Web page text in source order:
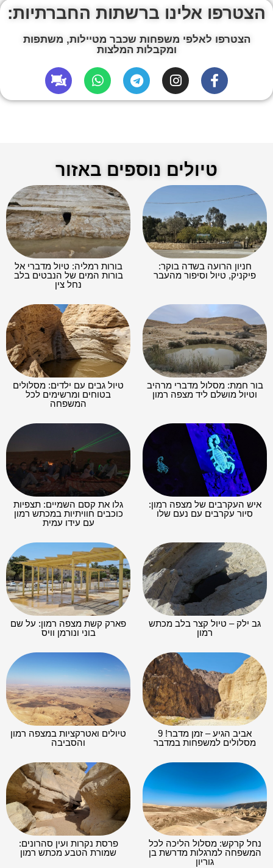
הצטרפו אלינו ברשתות החברתיות:
הצטרפו לאלפי משפחות שכבר מטיילות, משתפות
ומקבלות המלצות
טיולים נוספים באזור
חניון הרועה בשדה בוקר:
פיקניק, טיול וסיפור מהעבר
בורות רמליה: טיול מדברי אל
בורות המים של הנבטים בלב
נחל צין
בור חמת: מסלול מדברי מרהיב
וטיול מושלם ליד מצפה רמון
טיול גבים עם ילדים: מסלולים
בטוחים ומרשימים לכל
המשפחה
איש העקרבים של מצפה רמון:
סיור עקרבים עם נעם שלו
גלו את קסם השמיים: תצפיות
כוכבים חוויתיות במכתש רמון
עם עידו עמית
גב ילק – טיול קצר בלב מכתש
רמון
פארק קשת מצפה רמון: על שם
בוני ונורמן וויס
אביב הגיע – זמן מדבר! 9
מסלולים למשפחות במדבר
טיולים ואטרקציות במצפה רמון
והסביבה
נחל קרקש: מסלול הליכה לכל
המשפחה למרגלות מדרשת בן
גוריון
פרסת נקרות ועין סהרונים:
שמורת הטבע מכתש רמון